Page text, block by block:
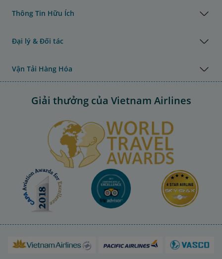
Thông Tin Hữu Ích
Đại lý & Đối tác
Vận Tải Hàng Hóa
Giải thưởng của Vietnam Airlines